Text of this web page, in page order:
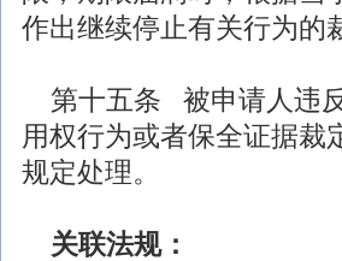
作出继续停止有关行为的
第十五条 被申请人违
用权行为或者保全证据裁
规定处理。
关联法规：